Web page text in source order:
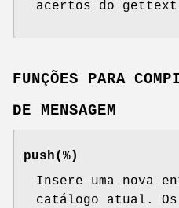
acertos do
FUNÇÕES PARA
DE MENSAGEM
push(%)
Insere uma nova
catálogo atual. Os